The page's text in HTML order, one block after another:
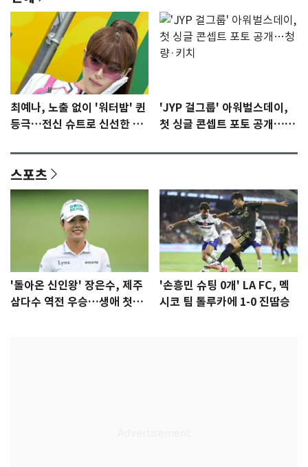
최예나, 노출 없이 '워터밤' 퀸
등극…전신 슈트로 신선한 충
'JYP 걸그룹' 아워벌스데이,
첫 싱글 콘셉트 포토 공개…청
스포츠
'돌아온 신인왕' 장은수, 제주
삼다수 역전 우승…생애 첫승
'손흥민 슈팅 0개' LA FC, 멕
시코 팀 톨루카에 1-0 진땀승